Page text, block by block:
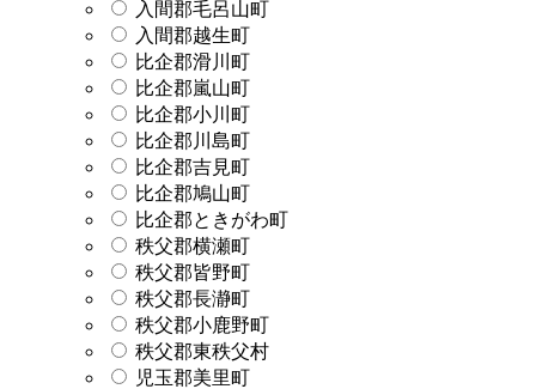
入間郡毛呂山町
入間郡越生町
比企郡滑川町
比企郡嵐山町
比企郡小川町
比企郡川島町
比企郡吉見町
比企郡鳩山町
比企郡ときがわ町
秩父郡横瀬町
秩父郡皆野町
秩父郡長瀞町
秩父郡小鹿野町
秩父郡東秩父村
児玉郡美里町